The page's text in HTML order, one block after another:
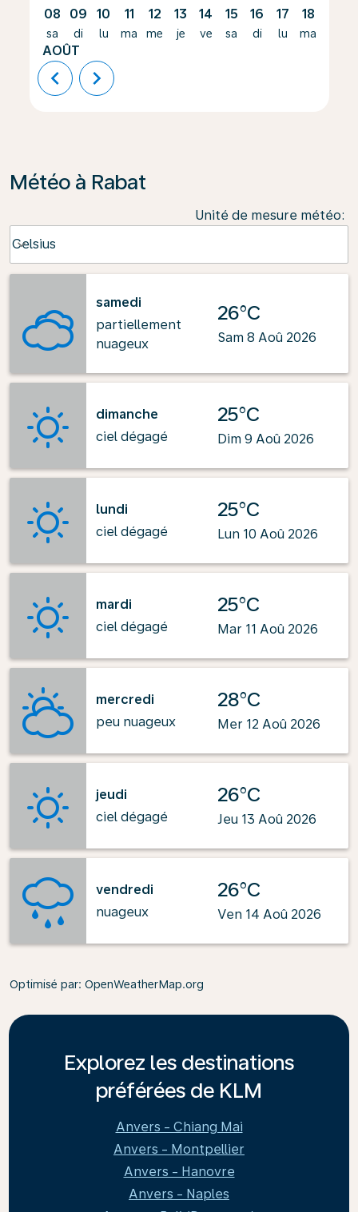
08
sa
AOÛT
09
di
10
lu
11
ma
12
me
13
je
14
ve
15
sa
16
di
17
lu
18
ma
chevron_left chevron_right
Météo à Rabat
Unité de mesure météo:
Celsius
keyboard_arrow_down
samedi
partiellement
nuageux
26°C
Sam 8 Aoû 2026
dimanche
ciel dégagé
25°C
Dim 9 Aoû 2026
lundi
ciel dégagé
25°C
Lun 10 Aoû 2026
mardi
ciel dégagé
25°C
Mar 11 Aoû 2026
mercredi
peu nuageux
28°C
Mer 12 Aoû 2026
jeudi
ciel dégagé
26°C
Jeu 13 Aoû 2026
vendredi
nuageux
26°C
Ven 14 Aoû 2026
Optimisé par: OpenWeatherMap.org
Explorez les destinations
préférées de KLM
Anvers - Chiang Mai
Anvers - Montpellier
Anvers - Hanovre
Anvers - Naples